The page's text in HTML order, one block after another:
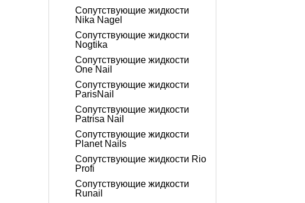
Сопутствующие жидкости
Nika Nagel
Сопутствующие жидкости
Nogtika
Сопутствующие жидкости
One Nail
Сопутствующие жидкости
ParisNail
Сопутствующие жидкости
Patrisa Nail
Сопутствующие жидкости
Planet Nails
Сопутствующие жидкости Rio
Profi
Сопутствующие жидкости
Runail